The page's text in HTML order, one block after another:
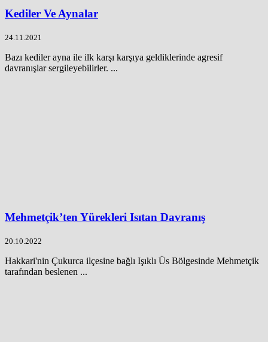
Kediler Ve Aynalar
24.11.2021
Bazı kediler ayna ile ilk karşı karşıya geldiklerinde agresif
davranışlar sergileyebilirler. ...
Mehmetçik’ten Yürekleri Isıtan Davranış
20.10.2022
Hakkari'nin Çukurca ilçesine bağlı Işıklı Üs Bölgesinde Mehmetçik
tarafından beslenen ...